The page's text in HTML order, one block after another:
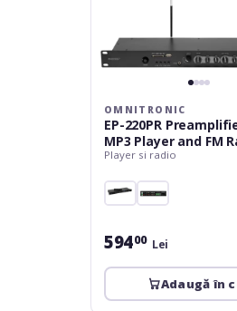
OMNITRONIC
EP-220PR
MP3 Player and FM
Player si radio
59400 Lei
Adaugă în